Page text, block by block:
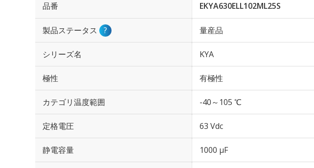
品番 EKYA630ELL102ML25S
製品ステータス ? 量産品
シリーズ名 KYA
極性 有極性
カテゴリ温度範囲 -40～105 ℃
定格電圧 63 Vdc
静電容量 1000 µF